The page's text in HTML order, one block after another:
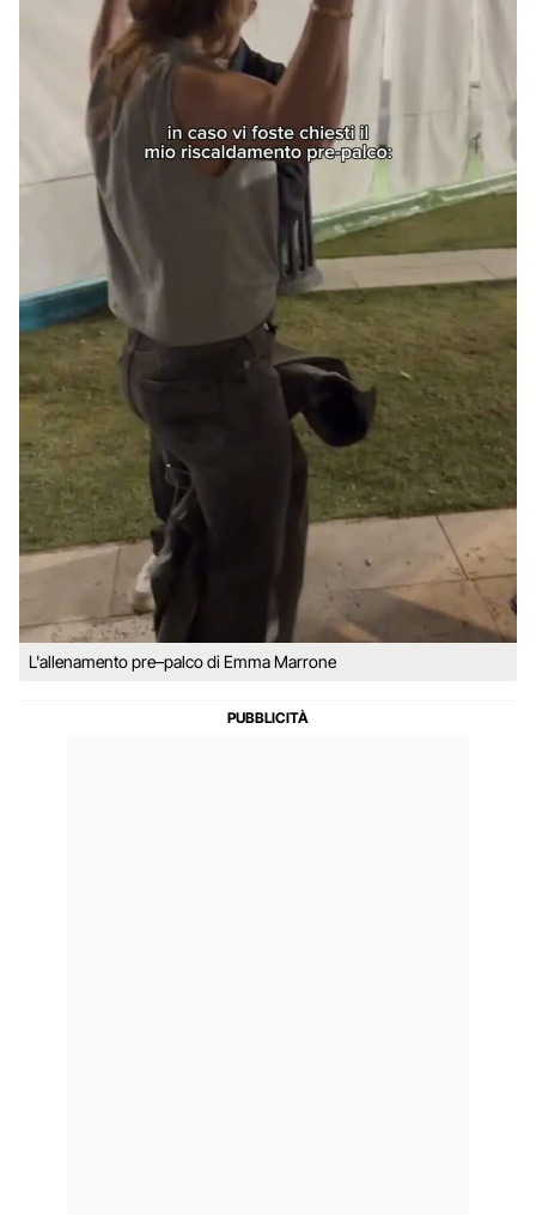
L'allenamento pre–palco di Emma Marrone